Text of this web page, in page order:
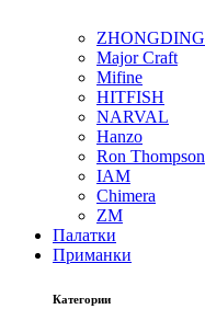
ZHONGDING
Major Craft
Mifine
HITFISH
NARVAL
Hanzo
Ron Thompson
IAM
Chimera
ZM
Палатки
Приманки
Категории